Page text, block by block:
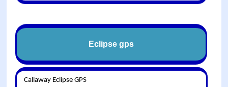
Eclipse gps
Callaway Eclipse GPS